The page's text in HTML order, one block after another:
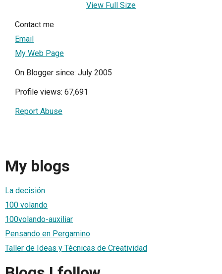
View Full Size
Contact me
Email
My Web Page
On Blogger since: July 2005
Profile views: 67,691
Report Abuse
My blogs
La decisión
100 volando
100volando-auxiliar
Pensando en Pergamino
Taller de Ideas y Técnicas de Creatividad